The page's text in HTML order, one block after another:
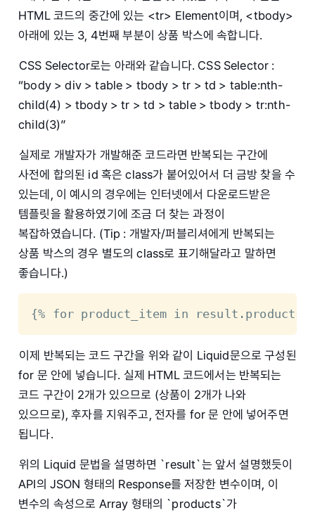
HTML 코드의 중간에 있는 <tr> Element이며, <tbody>
아래에 있는 3, 4번째 부분이 상품 박스에 속합니다.
CSS Selector로는 아래와 같습니다. CSS Selector :
“body > div > table > tbody > tr > td > table:nth-
child(4) > tbody > tr > td > table > tbody > tr:nth-
child(3)”
실제로 개발자가 개발해준 코드라면 반복되는 구간에
사전에 합의된 id 혹은 class가 붙어있어서 더 금방 찾을 수
있는데, 이 예시의 경우에는 인터넷에서 다운로드받은
템플릿을 활용하였기에 조금 더 찾는 과정이
복잡하였습니다. (Tip : 개발자/퍼블리셔에게 반복되는
상품 박스의 경우 별도의 class로 표기해달라고 말하면
좋습니다.)
{% for product_item in
이제 반복되는 코드 구간을 위와 같이 Liquid문으로 구성된
for 문 안에 넣습니다. 실제 HTML 코드에서는 반복되는
코드 구간이 2개가 있으므로 (상품이 2개가 나와
있으므로), 후자를 지워주고, 전자를 for 문 안에 넣어주면
됩니다.
위의 Liquid 문법을 설명하면 `result`는 앞서 설명했듯이
API의 JSON 형태의 Response를 저장한 변수이며, 이
변수의 속성으로 Array 형태의 `products`가